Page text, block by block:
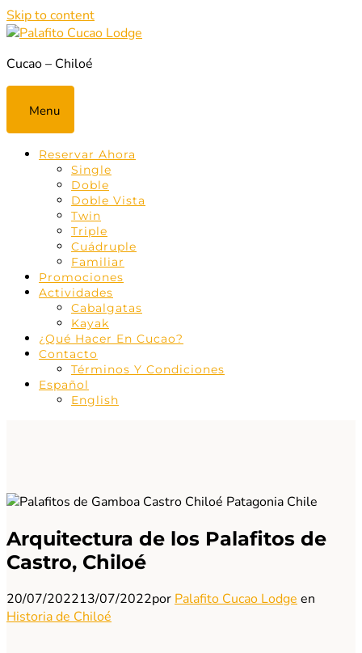
Skip to content
Cucao – Chiloé
Menu
Reservar Ahora
Single
Doble
Doble Vista
Twin
Triple
Cuádruple
Familiar
Promociones
Actividades
Cabalgatas
Kayak
¿Qué Hacer En Cucao?
Contacto
Términos Y Condiciones
Español
English
Arquitectura de los Palafitos de
Castro, Chiloé
20/07/202213/07/2022por Palafito Cucao Lodge en
Historia de Chiloé